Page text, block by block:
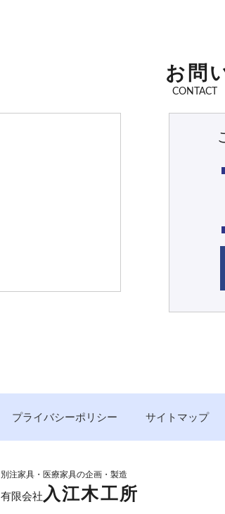
お問
CONTACT
プライバシーポリシー サイトマップ
別注家具・医療家具の企画・製造
有限会社 入江木工所